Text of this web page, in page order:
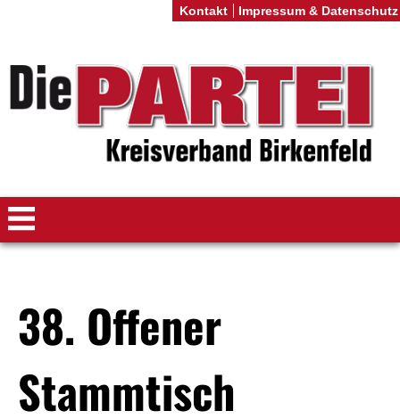
38. Offener
Stammtisch
Kontakt Impressum & Datenschutz